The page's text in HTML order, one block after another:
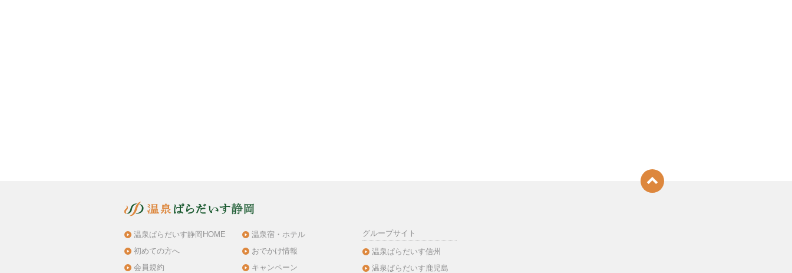
温泉ぱらだいす静岡HOME
初めての方へ
会員規約
温泉宿・ホテル
おでかけ情報
キャンペーン
グループサイト
温泉ぱらだいす信州
温泉ぱらだいす鹿児島